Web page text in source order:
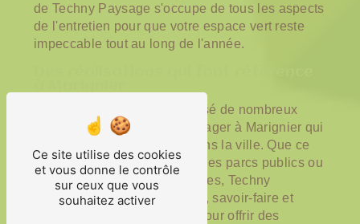
de Techny Paysage s'occupe de tous les aspects
de l'entretien pour que votre espace vert reste
impeccable tout au long de l'année.
Techny Paysage a déjà réalisé de nombreux
projets d'aménagement paysager à Marignier qui
font aujourd'hui référence dans la ville. Que ce
soit pour des jardins privés, des parcs publics ou
des espaces verts d'entreprises, Techny
Paysage a su allier créativité, savoir-faire et
respect de l'environnement pour offrir des
Ce site utilise des cookies
et vous donne le contrôle
sur ceux que vous
souhaitez activer